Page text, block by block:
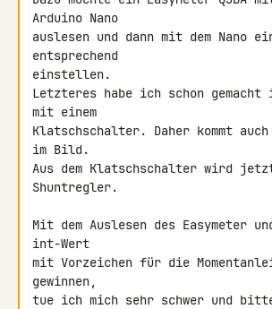
Arduino Nano
auslesen und dann mit dem Nano
entsprechend
einstellen.
Letzteres habe ich schon gemacht
mit einem
Klatschschalter. Daher kommt
im Bild.
Aus dem Klatschschalter wird
Shuntregler.
Mit dem Auslesen des Easymeter
int-Wert
mit Vorzeichen für die
gewinnen,
tue ich mich sehr schwer und